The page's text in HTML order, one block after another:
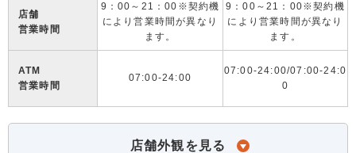
店舗
営業時間
9：00～21：00※契約機
により営業時間が異なり
ます。
9：00～21：00※契約機
により営業時間が異なり
ます。
ATM
営業時間
07:00-24:00
07:00-24:00/07:00-24:0
0
店舗外観を見る